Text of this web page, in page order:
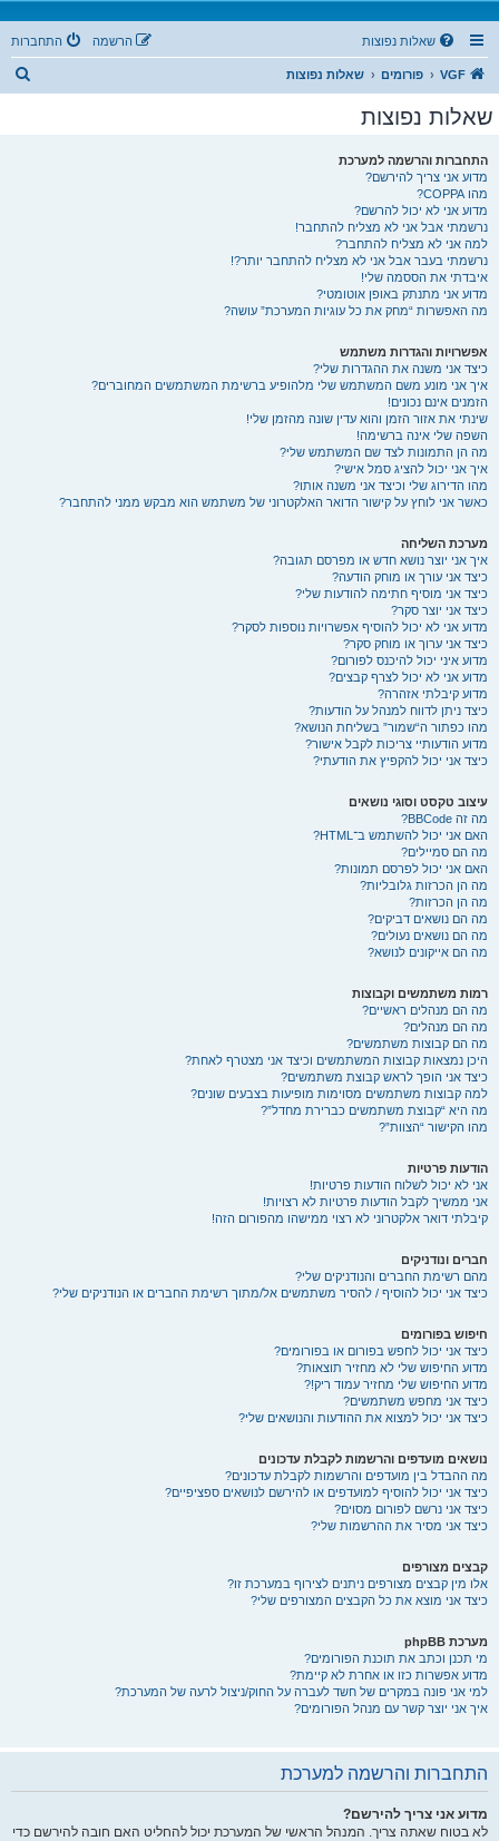
שאלות נפוצות התחברות הרשמה
VGF פורומים שאלות נפוצות
שאלות נפוצות
התחברות והרשמה למערכת
מדוע אני צריך להירשם?
מהו COPPA?
מדוע אני לא יכול להרשם?
נרשמתי אבל אני לא מצליח להתחבר!
למה אני לא מצליח להתחבר?
נרשמתי בעבר אבל אני לא מצליח להתחבר יותר?!
איבדתי את הססמה שלי!
מדוע אני מתנתק באופן אוטומטי?
מה האפשרות “מחק את כל עוגיות המערכת” עושה?
אפשרויות והגדרות משתמש
כיצד אני משנה את ההגדרות שלי?
איך אני מונע משם המשתמש שלי מלהופיע ברשימת המשתמשים המחוברים?
הזמנים אינם נכונים!
שינתי את אזור הזמן והוא עדין שונה מהזמן שלי!
השפה שלי אינה ברשימה!
מה הן התמונות לצד שם המשתמש שלי?
איך אני יכול להציג סמל אישי?
מהו הדירוג שלי וכיצד אני משנה אותו?
כאשר אני לוחץ על קישור הדואר האלקטרוני של משתמש הוא מבקש ממני להתחבר?
מערכת השליחה
איך אני יוצר נושא חדש או מפרסם תגובה?
כיצד אני עורך או מוחק הודעה?
כיצד אני מוסיף חתימה להודעות שלי?
כיצד אני יוצר סקר?
מדוע אני לא יכול להוסיף אפשרויות נוספות לסקר?
כיצד אני ערוך או מוחק סקר?
מדוע איני יכול להיכנס לפורום?
מדוע אני לא יכול לצרף קבצים?
מדוע קיבלתי אזהרה?
כיצד ניתן לדווח למנהל על הודעות?
מהו כפתור ה“שמור” בשליחת הנושא?
מדוע הודעותיי צריכות לקבל אישור?
כיצד אני יכול להקפיץ את הודעתי?
עיצוב טקסט וסוגי נושאים
מה זה BBCode?
האם אני יכול להשתמש ב־HTML?
מה הם סמיילים?
האם אני יכול לפרסם תמונות?
מה הן הכרזות גלובליות?
מה הן הכרזות?
מה הם נושאים דביקים?
מה הם נושאים נעולים?
מה הם אייקונים לנושא?
רמות משתמשים וקבוצות
מה הם מנהלים ראשיים?
מה הם מנהלים?
מה הם קבוצות משתמשים?
היכן נמצאות קבוצות המשתמשים וכיצד אני מצטרף לאחת?
כיצד אני הופך לראש קבוצת משתמשים?
למה קבוצות משתמשים מסוימות מופיעות בצבעים שונים?
מה היא “קבוצת משתמשים כברירת מחדל”?
מהו הקישור “הצוות”?
הודעות פרטיות
אני לא יכול לשלוח הודעות פרטיות!
אני ממשיך לקבל הודעות פרטיות לא רצויות!
קיבלתי דואר אלקטרוני לא רצוי ממישהו מהפורום הזה!
חברים ונודניקים
מהם רשימת החברים והנודניקים שלי?
כיצד אני יכול להוסיף / להסיר משתמשים אל/מתוך רשימת החברים או הנודניקים שלי?
חיפוש בפורומים
כיצד אני יכול לחפש בפורום או בפורומים?
מדוע החיפוש שלי לא מחזיר תוצאות?
מדוע החיפוש שלי מחזיר עמוד ריק!?
כיצד אני מחפש משתמשים?
כיצד אני יכול למצוא את ההודעות והנושאים שלי?
נושאים מועדפים והרשמות לקבלת עדכונים
מה ההבדל בין מועדפים והרשמות לקבלת עדכונים?
כיצד אני יכול להוסיף למועדפים או להירשם לנושאים ספציפיים?
כיצד אני נרשם לפורום מסוים?
כיצד אני מסיר את ההרשמות שלי?
קבצים מצורפים
אלו מין קבצים מצורפים ניתנים לצירוף במערכת זו?
כיצד אני מוצא את כל הקבצים המצורפים שלי?
מערכת phpBB
מי תכנן וכתב את תוכנת הפורומים?
מדוע אפשרות כזו או אחרת לא קיימת?
למי אני פונה במקרים של חשד לעברה על החוק/ניצול לרעה של המערכת?
איך אני יוצר קשר עם מנהל הפורומים?
התחברות והרשמה למערכת
מדוע אני צריך להירשם?
לא בטוח שאתה צריך. המנהל הראשי של המערכת יכול להחליט האם חובה להירשם כדי